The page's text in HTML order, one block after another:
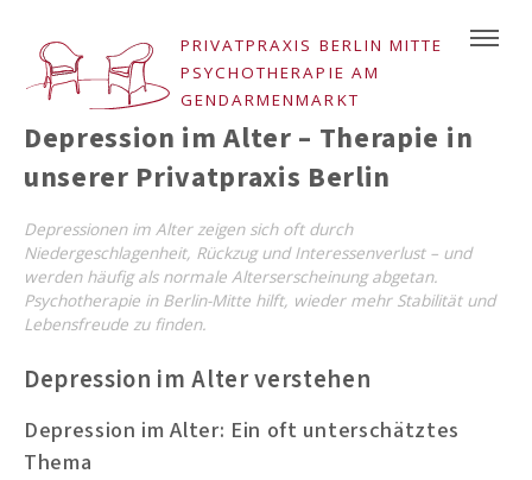
PRIVATPRAXIS BERLIN MITTE
PSYCHOTHERAPIE AM
GENDARMENMARKT
Depression im Alter – Therapie in
unserer Privatpraxis Berlin
Depressionen im Alter zeigen sich oft durch
Niedergeschlagenheit, Rückzug und Interessenverlust – und
werden häufig als normale Alterserscheinung abgetan.
Psychotherapie in Berlin-Mitte hilft, wieder mehr Stabilität und
Lebensfreude zu finden.
Depression im Alter verstehen
Depression im Alter: Ein oft unterschätztes
Thema